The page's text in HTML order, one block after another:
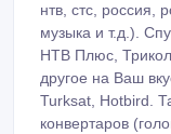
нтв, стс, россия,
музыка и т.д.).
НТВ Плюс,
другое на Ваш
Turksat, Hotbird.
конвертаров